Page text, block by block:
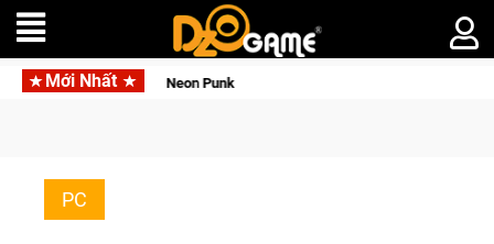
Mới Nhất
Neon Punk
PC